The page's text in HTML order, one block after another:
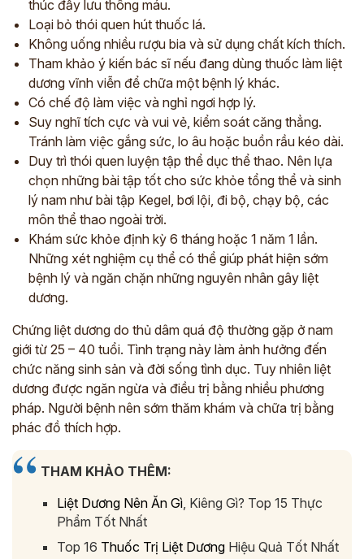
thúc đẩy lưu thông máu.
Loại bỏ thói quen hút thuốc lá.
Không uống nhiều rượu bia và sử dụng chất kích thích.
Tham khảo ý kiến bác sĩ nếu đang dùng thuốc làm liệt
dương vĩnh viễn để chữa một bệnh lý khác.
Có chế độ làm việc và nghỉ ngơi hợp lý.
Suy nghĩ tích cực và vui vẻ, kiểm soát căng thẳng.
Tránh làm việc gắng sức, lo âu hoặc buồn rầu kéo dài.
Duy trì thói quen luyện tập thể dục thể thao. Nên lựa
chọn những bài tập tốt cho sức khỏe tổng thể và sinh
lý nam như bài tập Kegel, bơi lội, đi bộ, chạy bộ, các
môn thể thao ngoài trời.
Khám sức khỏe định kỳ 6 tháng hoặc 1 năm 1 lần.
Những xét nghiệm cụ thể có thể giúp phát hiện sớm
bệnh lý và ngăn chặn những nguyên nhân gây liệt
dương.
Chứng liệt dương do thủ dâm quá độ thường gặp ở nam
giới từ 25 – 40 tuổi. Tình trạng này làm ảnh hưởng đến
chức năng sinh sản và đời sống tình dục. Tuy nhiên liệt
dương được ngăn ngừa và điều trị bằng nhiều phương
pháp. Người bệnh nên sớm thăm khám và chữa trị bằng
phác đồ thích hợp.
THAM KHẢO THÊM:
Liệt Dương Nên Ăn Gì , Kiêng Gì? Top 15 Thực
Phẩm Tốt Nhất
Top 16 Thuốc Trị Liệt Dương Hiệu Quả Tốt Nhất